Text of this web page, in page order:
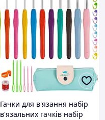
Гачки для в'язання набір
в'язальних гачків набір